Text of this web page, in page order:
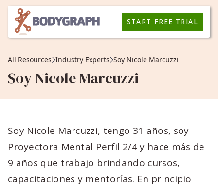
START FREE TRIAL
All Resources Industry Experts Soy Nicole Marcuzzi
Soy Nicole Marcuzzi
Soy Nicole Marcuzzi, tengo 31 años, soy
Proyectora Mental Perfil 2/4 y hace más de
9 años que trabajo brindando cursos,
capacitaciones y mentorías. En principio